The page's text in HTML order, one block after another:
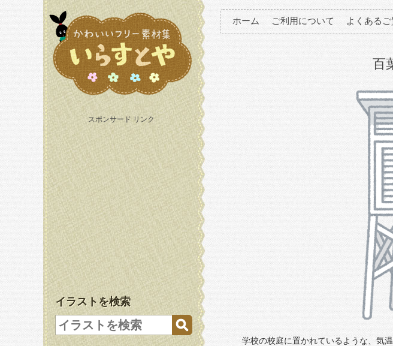
スポンサード リンク
イラストを検索
ホーム ご利用について よくあるご
百
学校の校庭に置かれているような、気